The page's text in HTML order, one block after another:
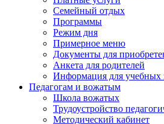
Семейный отдых
Программы
Режим дня
Примерное меню
Документы для
Анкета для родителей
Информация для учебных
Педагогам и вожатым
Школа вожатых
Трудоустройство
Методический кабинет